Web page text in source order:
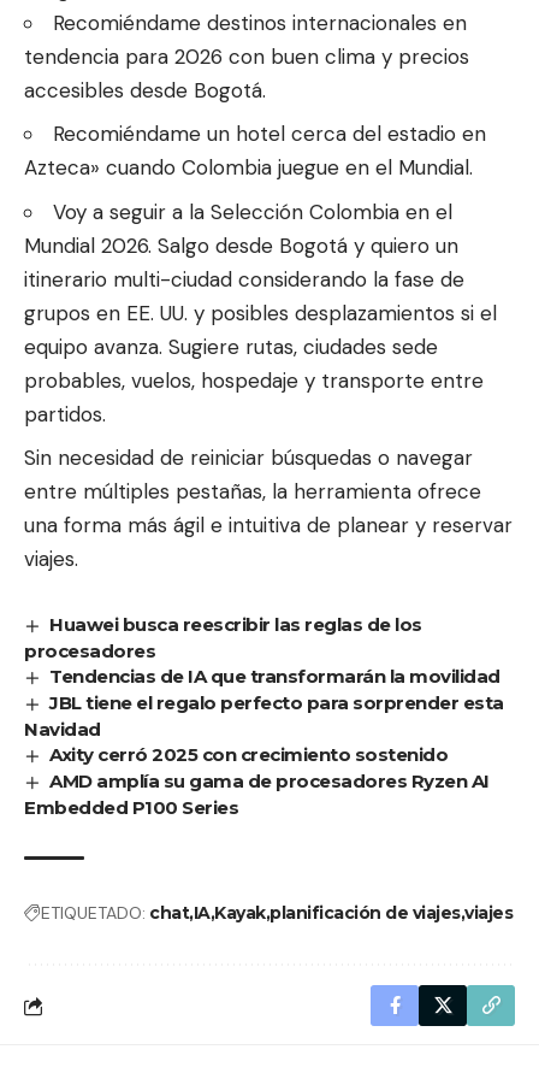
Recomiéndame destinos internacionales en
tendencia para 2026 con buen clima y precios
accesibles desde Bogotá.
Recomiéndame un hotel cerca del estadio en
Azteca» cuando Colombia juegue en el Mundial.
Voy a seguir a la Selección Colombia en el
Mundial 2026. Salgo desde Bogotá y quiero un
itinerario multi-ciudad considerando la fase de
grupos en EE. UU. y posibles desplazamientos si el
equipo avanza. Sugiere rutas, ciudades sede
probables, vuelos, hospedaje y transporte entre
partidos.
Sin necesidad de reiniciar búsquedas o navegar
entre múltiples pestañas, la herramienta ofrece
una forma más ágil e intuitiva de planear y reservar
viajes.
Huawei busca reescribir las reglas de los
procesadores
Tendencias de IA que transformarán la movilidad
JBL tiene el regalo perfecto para sorprender esta
Navidad
Axity cerró 2025 con crecimiento sostenido
AMD amplía su gama de procesadores Ryzen AI
Embedded P100 Series
ETIQUETADO: chatIAKayakplanificación de viajesviajes